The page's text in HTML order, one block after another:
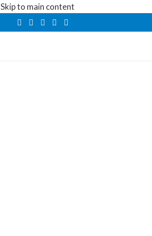
Skip to main content